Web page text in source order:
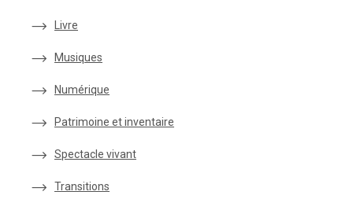
Livre
Musiques
Numérique
Patrimoine et inventaire
Spectacle vivant
Transitions